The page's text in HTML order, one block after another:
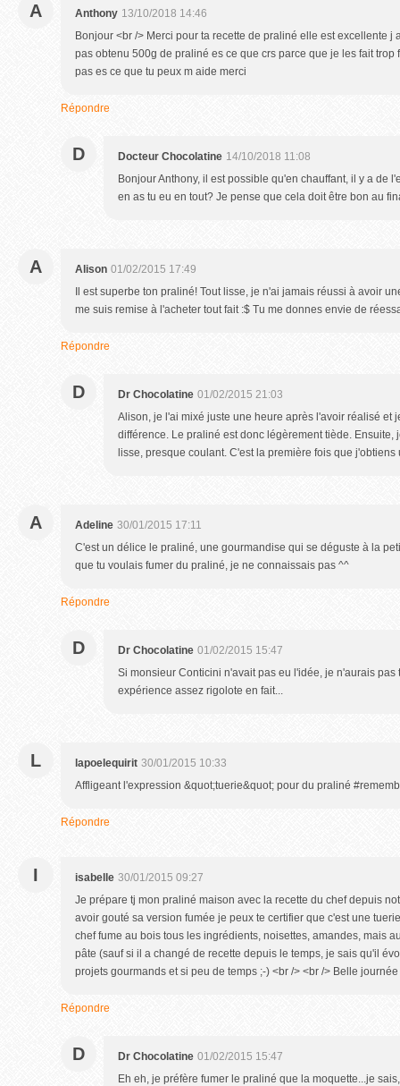
A Anthony 13/10/2018 14:46
Bonjour <br /> Merci pour ta recette de praliné elle est excellente j
pas obtenu 500g de praliné es ce que crs parce que je les fait trop
pas es ce que tu peux m aide merci
Répondre
D Docteur Chocolatine 14/10/2018 11:08
Bonjour Anthony, il est possible qu'en chauffant, il y a de
en as tu eu en tout? Je pense que cela doit être bon au
A Alison 01/02/2015 17:49
Il est superbe ton praliné! Tout lisse, je n'ai jamais réussi à avoir
me suis remise à l'acheter tout fait :$ Tu me donnes envie de
Répondre
D Dr Chocolatine 01/02/2015 21:03
Alison, je l'ai mixé juste une heure après l'avoir réalisé et
différence. Le praliné est donc légèrement tiède. Ensuite,
lisse, presque coulant. C'est la première fois que j'obtiens
A Adeline 30/01/2015 17:11
C'est un délice le praliné, une gourmandise qui se déguste à la
que tu voulais fumer du praliné, je ne connaissais pas ^^
Répondre
D Dr Chocolatine 01/02/2015 15:47
Si monsieur Conticini n'avait pas eu l'idée, je n'aurais pas
expérience assez rigolote en fait...
L lapoelequirit 30/01/2015 10:33
Affligeant l'expression &quot;tuerie&quot; pour du praliné
Répondre
I isabelle 30/01/2015 09:27
Je prépare tj mon praliné maison avec la recette du chef depuis
avoir gouté sa version fumée je peux te certifier que c'est une
chef fume au bois tous les ingrédients, noisettes, amandes, mais
pâte (sauf si il a changé de recette depuis le temps, je sais qu'il
projets gourmands et si peu de temps ;-) <br /> <br /> Belle
Répondre
D Dr Chocolatine 01/02/2015 15:47
Eh eh, je préfère fumer le praliné que la moquette...je